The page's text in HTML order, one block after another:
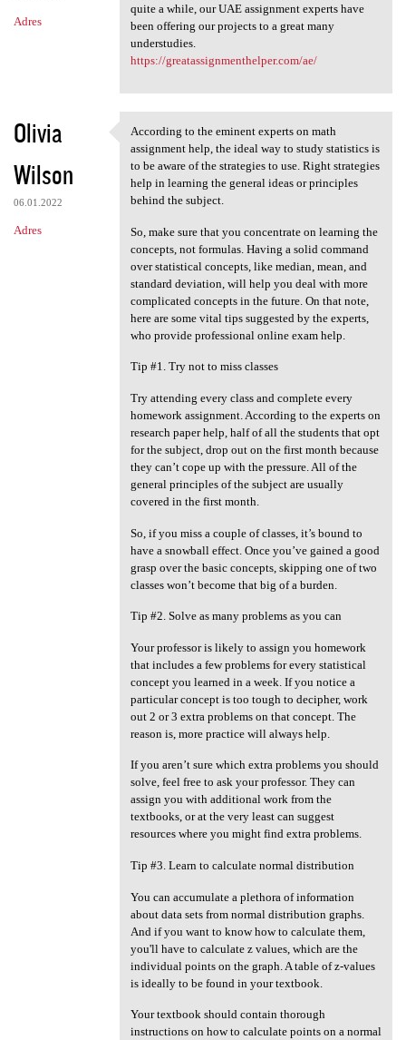
Adres
quite a while, our UAE assignment experts have
been offering our projects to a great many
understudies.
https://greatassignmenthelper.com/ae/
Olivia
Wilson
06.01.2022
Adres
According to the eminent
According to the eminent experts on math
assignment help, the ideal way to study statistics is
to be aware of the strategies to use. Right strategies
help in learning the general ideas or principles
behind the subject.
So, make sure that you concentrate on learning the
concepts, not formulas. Having a solid command
over statistical concepts, like median, mean, and
standard deviation, will help you deal with more
complicated concepts in the future. On that note,
here are some vital tips suggested by the experts,
who provide professional online exam help.
Tip #1. Try not to miss classes
Try attending every class and complete every
homework assignment. According to the experts on
research paper help, half of all the students that opt
for the subject, drop out on the first month because
they can’t cope up with the pressure. All of the
general principles of the subject are usually
covered in the first month.
So, if you miss a couple of classes, it’s bound to
have a snowball effect. Once you’ve gained a good
grasp over the basic concepts, skipping one of two
classes won’t become that big of a burden.
Tip #2. Solve as many problems as you can
Your professor is likely to assign you homework
that includes a few problems for every statistical
concept you learned in a week. If you notice a
particular concept is too tough to decipher, work
out 2 or 3 extra problems on that concept. The
reason is, more practice will always help.
If you aren’t sure which extra problems you should
solve, feel free to ask your professor. They can
assign you with additional work from the
textbooks, or at the very least can suggest
resources where you might find extra problems.
Tip #3. Learn to calculate normal distribution
You can accumulate a plethora of information
about data sets from normal distribution graphs.
And if you want to know how to calculate them,
you'll have to calculate z values, which are the
individual points on the graph. A table of z-values
is ideally to be found in your textbook.
Your textbook should contain thorough
instructions on how to calculate points on a normal